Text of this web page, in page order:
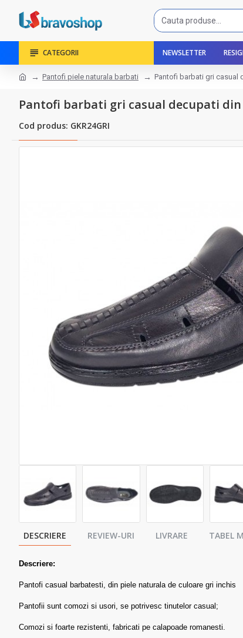
CATEGORII NEWSLETTER
Pantofi piele naturala barbati Pantofi barbati gri casual
Pantofi barbati gri casual decupati din
Cod produs: GKR24GRI
DESCRIERE REVIEW-URI LIVRARE TABEL
Descriere:
Pantofi casual barbatesti, din piele naturala de culoare gri inchis
Pantofii sunt comozi si usori, se potrivesc tinutelor casual;
Comozi si foarte rezistenti, fabricati pe calapoade romanesti.